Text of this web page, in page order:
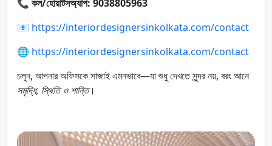
📞 কল/হোয়াটসঅ্যাপ: 9038805963
📧 https://interiordesignersinkolkata.com/contact
🌐 https://interiordesignersinkolkata.com/contact
চলুন, আপনার অফিসকে সাজাই এমনভাবে—যা শুধু দেখতে সুন্দর নয়, বরং আনে
সমৃদ্ধি, স্থিতি ও শান্তি।